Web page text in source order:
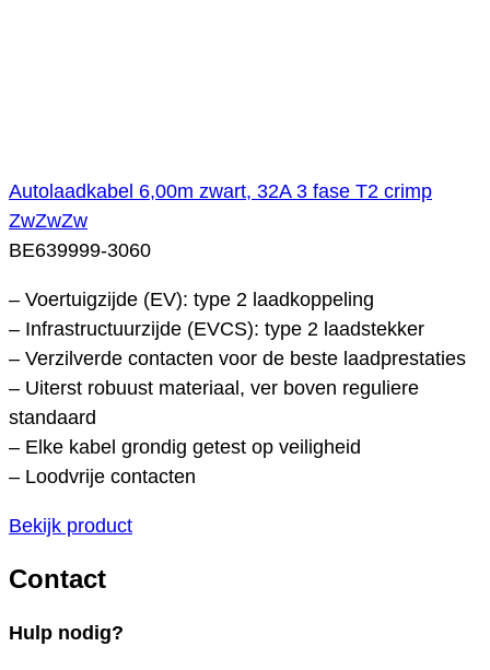
Autolaadkabel 6,00m zwart, 32A 3 fase T2 crimp
ZwZwZw
BE639999-3060
– Voertuigzijde (EV): type 2 laadkoppeling
– Infrastructuurzijde (EVCS): type 2 laadstekker
– Verzilverde contacten voor de beste laadprestaties
– Uiterst robuust materiaal, ver boven reguliere
standaard
– Elke kabel grondig getest op veiligheid
– Loodvrije contacten
Bekijk product
Contact
Hulp nodig?